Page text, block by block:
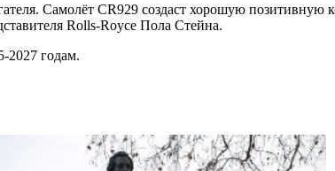
Самолёт CR929 создаст хорошую
Rolls-Royсe Пола Стейна.
2027 годам.